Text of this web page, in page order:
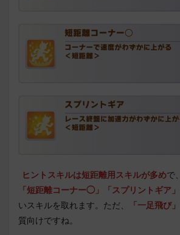
ヒントスキルは短距離用スキルが多めで、
「短距離コーナー◯」「スプリントギア」
いスキルを取れます。ただ、
「一足飛び」
質向けですね。